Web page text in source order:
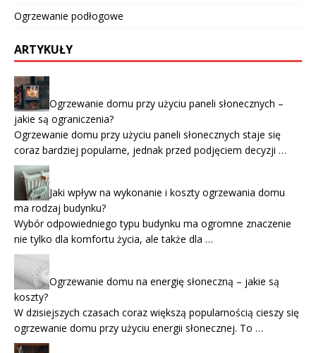
Ogrzewanie podłogowe
ARTYKUŁY
Ogrzewanie domu przy użyciu paneli słonecznych –
jakie są ograniczenia?
Ogrzewanie domu przy użyciu paneli słonecznych staje się
coraz bardziej popularne, jednak przed podjęciem decyzji …
Jaki wpływ na wykonanie i koszty ogrzewania domu
ma rodzaj budynku?
Wybór odpowiedniego typu budynku ma ogromne znaczenie
nie tylko dla komfortu życia, ale także dla …
Ogrzewanie domu na energię słoneczną – jakie są
koszty?
W dzisiejszych czasach coraz większą popularnością cieszy się
ogrzewanie domu przy użyciu energii słonecznej. To …